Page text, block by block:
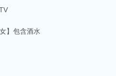
】包含酒水